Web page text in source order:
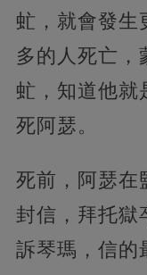
虻，就會發生
多的人死亡，
虻，知道他就
死阿瑟。
死前，阿瑟在
封信，拜托獄
訴琴瑪，信的